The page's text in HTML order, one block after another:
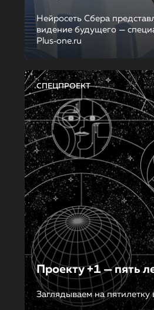
Нейросеть Сбера
видение будущего —
Plus‑one.ru
СПЕЦПРОЕКТ
Проекту +1 — пять
Заглядываем на пятилетку